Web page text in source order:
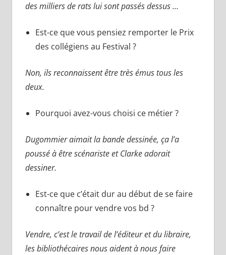
des milliers de rats lui sont passés dessus …
Est-ce que vous pensiez remporter le Prix
des collégiens au Festival ?
Non, ils reconnaissent être très émus tous les
deux.
Pourquoi avez-vous choisi ce métier ?
Dugommier aimait la bande dessinée, ça l’a
poussé à être scénariste et Clarke adorait
dessiner.
Est-ce que c’était dur au début de se faire
connaître pour vendre vos bd ?
Vendre, c’est le travail de l’éditeur et du libraire,
les bibliothécaires nous aident à nous faire